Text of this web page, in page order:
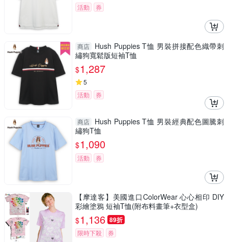
活動 券
商店
Hush Puppies T恤 男裝拼接配色織帶刺
繡狗寬鬆版短袖T恤
$1,287
5
活動
券
商店
Hush Puppies T恤 男裝經典配色圖騰刺
繡狗T恤
$1,090
活動 券
【摩達客】美國進口ColorWear 心心相印 DIY
彩繪塗鴉 短袖T恤(附布料畫筆+衣型盒)
$1,136 89折
限時下殺 券